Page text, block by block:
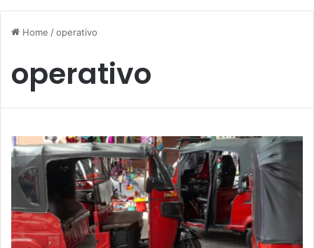
Home /operativo
operativo